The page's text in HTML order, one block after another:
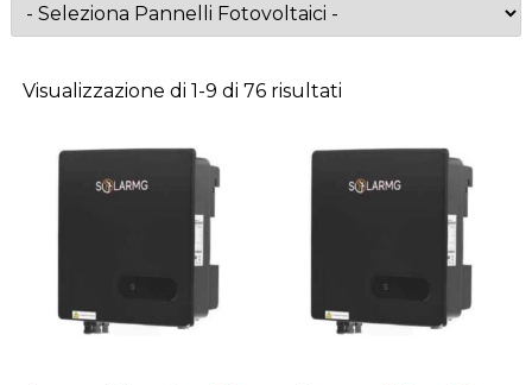
Visualizzazione di 1-9 di 76 risultati